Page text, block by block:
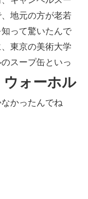
地元の方が老若
って驚いたんで
東京の美術大学
スープ缶といっ
ウォーホル
かったんでね